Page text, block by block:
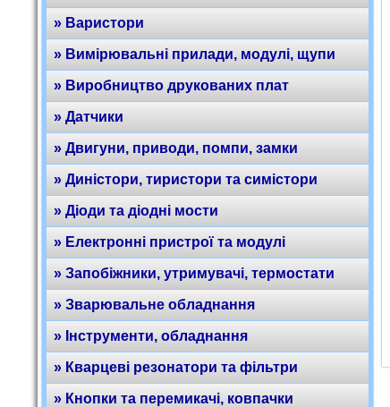
» Варистори
» Вимірювальні прилади, модулі, щупи
» Виробництво друкованих плат
» Датчики
» Двигуни, приводи, помпи, замки
» Диністори, тиристори та симістори
» Діоди та діодні мости
» Електронні пристрої та модулі
» Запобіжники, утримувачі, термостати
» Зварювальне обладнання
» Інструменти, обладнання
» Кварцеві резонатори та фільтри
» Кнопки та перемикачі, ковпачки